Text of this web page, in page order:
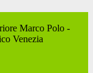
Marco Polo -
Venezia